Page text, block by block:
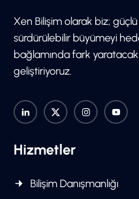
Xen Bilişim olarak biz; güçlü
sürdürülebilir büyümeyi
bağlamında fark
geliştiriyoruz.
Hizmetler
Bilişim Danışmanlığı